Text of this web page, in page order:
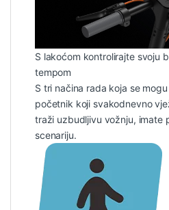
S lakoćom kontrolirajte svoju
tempom
S tri načina rada koja se
početnik koji svakodnevno
traži uzbudljivu vožnju, imate
scenariju.